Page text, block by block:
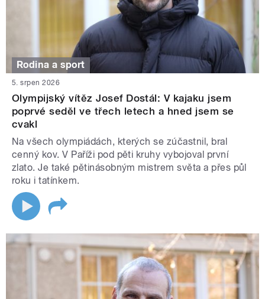
Rodina a sport
5. srpen 2026
Olympijský vítěz Josef Dostál: V kajaku jsem
poprvé seděl ve třech letech a hned jsem se
cvakl
Na všech olympiádách, kterých se zúčastnil, bral
cenný kov. V Paříži pod pěti kruhy vybojoval první
zlato. Je také pětinásobným mistrem světa a přes půl
roku i tatínkem.